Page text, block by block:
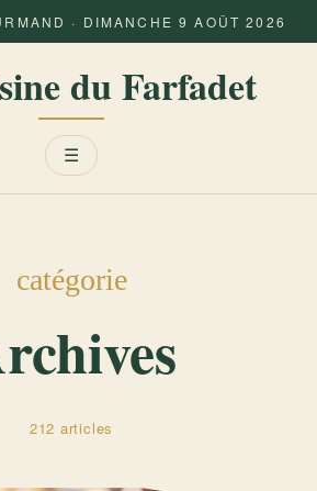
· DIMANCHE 9 AOÛT 2026
du Farfadet
Menu
☰
catégorie
212 articles